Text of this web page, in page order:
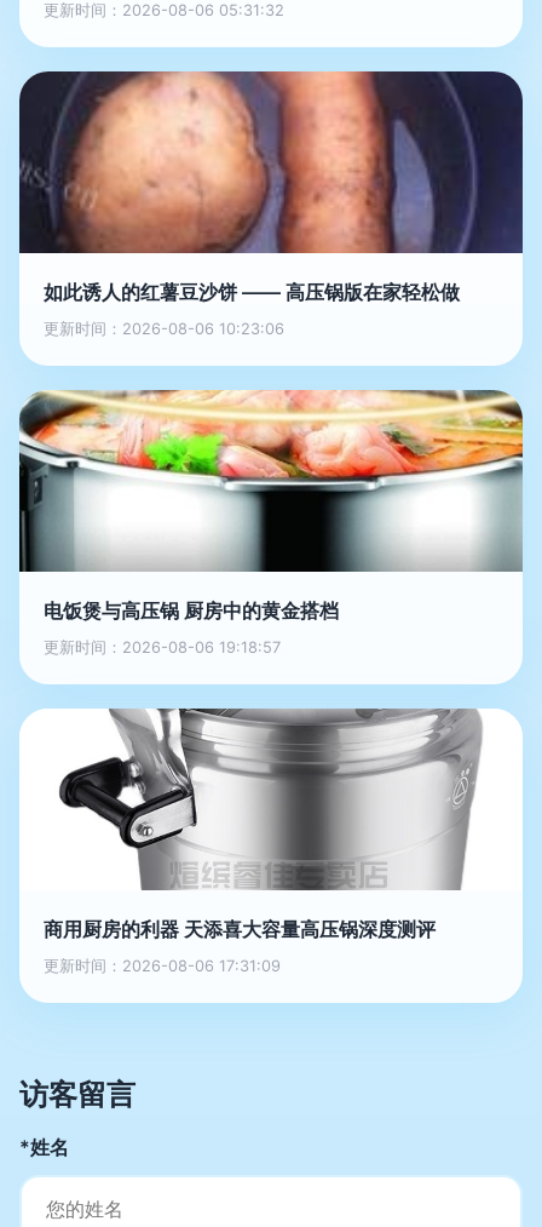
更新时间：2026-08-06 05:31:32
如此诱人的红薯豆沙饼 —— 高压锅版在家轻松做
更新时间：2026-08-06 10:23:06
电饭煲与高压锅 厨房中的黄金搭档
更新时间：2026-08-06 19:18:57
商用厨房的利器 天添喜大容量高压锅深度测评
更新时间：2026-08-06 17:31:09
访客留言
*姓名